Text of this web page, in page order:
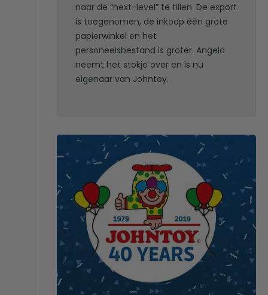
naar de “next-level” te tillen. De export
is toegenomen, de inkoop één grote
papierwinkel en het
personeelsbestand is groter. Angelo
neemt het stokje over en is nu
eigenaar van Johntoy.